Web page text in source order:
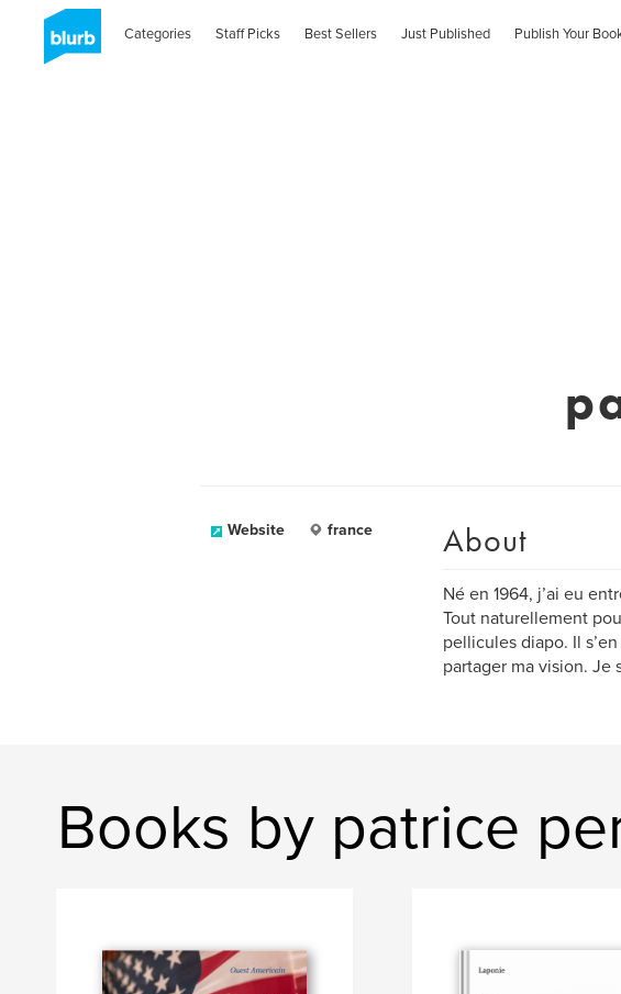
Categories Staff Picks Best Sellers Just Published Publish Your
Website france About
Né en 1964, j’ai eu
Tout naturellement
pellicules diapo. Il
partager ma vision. Je
Books by patrice